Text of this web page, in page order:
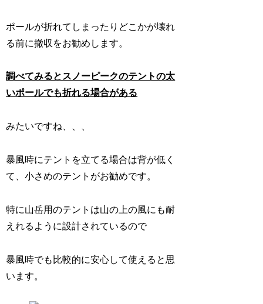
ポールが折れてしまったりどこかが壊れ
る前に撤収をお勧めします。
調べてみるとスノーピークのテントの太
いポールでも折れる場合がある
みたいですね、、、
暴風時にテントを立てる場合は背が低く
て、小さめのテントがお勧めです。
特に山岳用のテントは山の上の風にも耐
えれるように設計されているので
暴風時でも比較的に安心して使えると思
います。